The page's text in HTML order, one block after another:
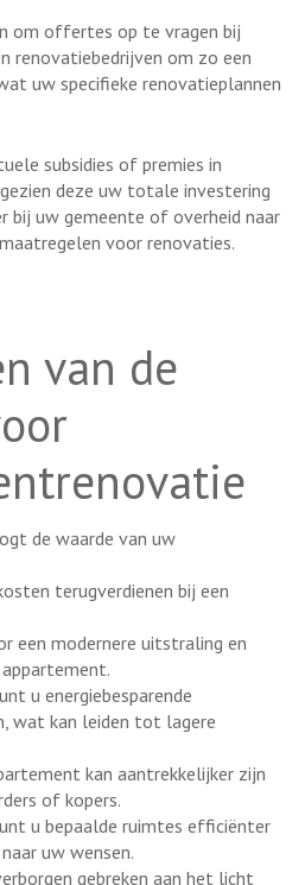
om offertes op te vragen bij
renovatiebedrijven om zo een
uw specifieke renovatieplannen
subsidies of premies in
deze uw totale investering
bij uw gemeente of overheid naar
voor renovaties.
van de
de waarde van uw
terugverdienen bij een
een modernere uitstraling en
u energiebesparende
wat kan leiden tot lagere
kan aantrekkelijker zijn
of kopers.
u bepaalde ruimtes efficiënter
uw wensen.
gebreken aan het licht